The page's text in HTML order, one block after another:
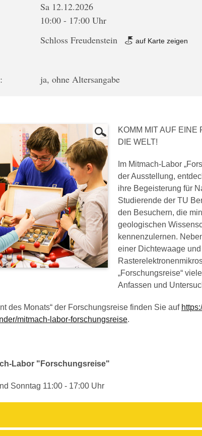
Sa 12.12.2026
10:00 - 17:00 Uhr
Schloss Freudenstein auf Karte zeigen
ja, ohne Altersangabe
KOMM MIT AUF EINE
DIE WELT!
Im Mitmach-Labor
der Ausstellung,
ihre Begeisterung für
Studierende der TU
den Besuchern, die
geologischen
kennenzulernen.
einer Dichtewaage
„Forschungsreise“
Anfassen und
des Monats“ der Forschungsreise finden Sie auf
mitmach-labor-forschungsreise.
Labor "Forschungsreise"
Sonntag 11:00 - 17:00 Uhr